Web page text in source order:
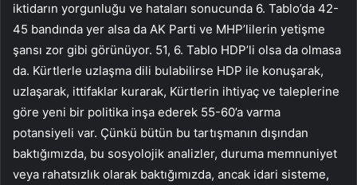
iktidarın yorgunluğu ve hataları sonucunda 6. Tablo’da 42-
45 bandında yer alsa da AK Parti ve MHP’lilerin yetişme
şansı zor gibi görünüyor. 51, 6. Tablo HDP’li olsa da olmasa
da. Kürtlerle uzlaşma dili bulabilirse HDP ile konuşarak,
uzlaşarak, ittifaklar kurarak, Kürtlerin ihtiyaç ve taleplerine
göre yeni bir politika inşa ederek 55-60’a varma
potansiyeli var. Çünkü bütün bu tartışmanın dışından
baktığımızda, bu sosyolojik analizler, duruma memnuniyet
veya rahatsızlık olarak baktığımızda, ancak idari sisteme,